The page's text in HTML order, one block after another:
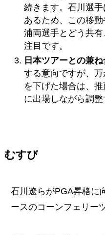
続きます。石川選
あるため、この移
浦両選手とどう共
注目です。
日本ツアーとの兼
する意向ですが、
を下げた場合は、
に出場しながら調整
むすび
石川遼らがPGA昇格に
ースのコーンフェリー